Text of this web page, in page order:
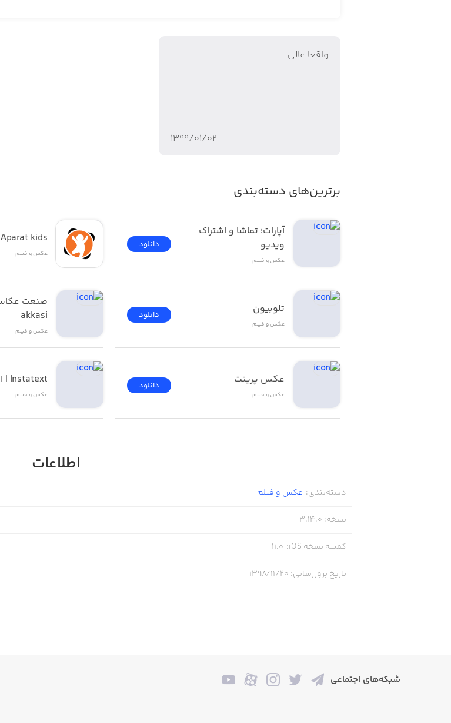
واقعا عالی
۱۳۹۹/۰۱/۰۲
برترین‌های دسته‌بندی
ویدیو
عکس و فیلم
دانلود
تلوبیون
عکس و فیلم
دانلود
عکس پرینت
عکس و فیلم
دانلود
Aparat kids
عکس و فیلم
akkasi
عکس و فیلم
Instatext | اینستاتکست
عکس و فیلم
اطلاعات
دسته‌بندی: عکس و فیلم
نسخه:
3.14.0
کمینه نسخه iOS :
11.0
تاریخ بروزرسانی: ۱۳۹۸/۱۱/۲۰
شبکه‌های اجتماعی